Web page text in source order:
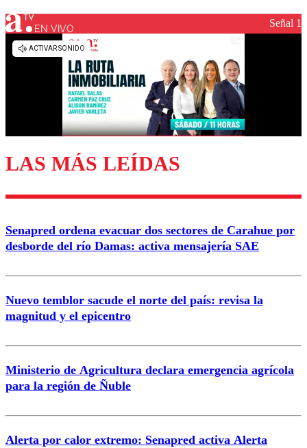
Los comentarios son moderados para garantizar un
Enviar comentario
EN VIVO Señal 1
LAS MÁS LEÍDAS
Senapred ordena evacuar dos sectores de Carahue por
desborde del río Damas: activa mensajería SAE
Nuevo temblor sacude el norte del país: revisa la
magnitud y el epicentro
Ministerio de Agricultura declara emergencia agrícola
para la región de Ñuble
Alerta por calor extremo: Senapred activa Alerta